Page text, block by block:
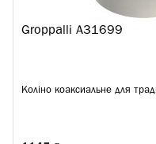
Groppalli A31699
Коліно коаксиальне для